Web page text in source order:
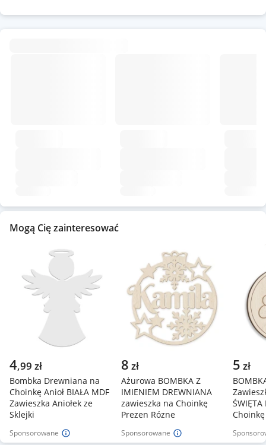
Mogą Cię zainteresować
Sponsorowane
4,99 zł
Bombka Drewniana na
Choinkę Anioł BIAŁA MDF
Zawieszka Aniołek ze
Sklejki
Sponsorowane
8 zł
Ażurowa BOMBKA Z
IMIENIEM DREWNIANA
zawieszka na Choinkę
Prezen Rózne
5 zł
ŚWIĘTA